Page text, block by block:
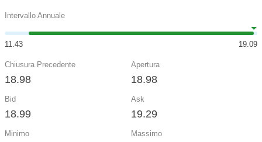
Intervallo Annuale
11.43 19.09
Chiusura Precedente
18.98
Apertura
18.98
Bid
18.99
Ask
19.29
Minimo Massimo